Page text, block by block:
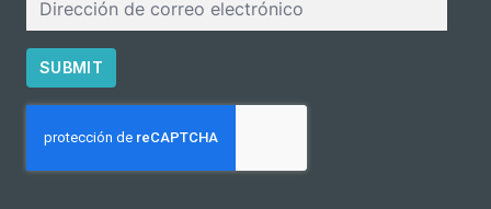
electrónico
SUBMIT